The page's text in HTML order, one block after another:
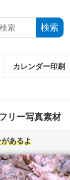
カレンダー印刷
リー写真素材
があるよ